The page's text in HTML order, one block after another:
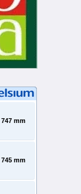
747 mm
745 mm